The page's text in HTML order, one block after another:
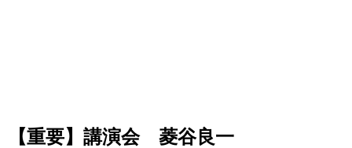
【重要】講演会 菱谷良一